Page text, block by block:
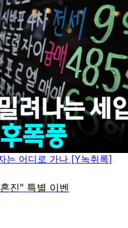
는 어디로 가나 [Y녹취록]